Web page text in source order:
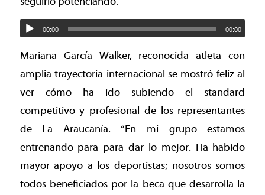
00:00 00:00
Mariana García Walker, reconocida atleta con
amplia trayectoria internacional se mostró feliz al
ver cómo ha ido subiendo el standard
competitivo y profesional de los representantes
de La Araucanía. “En mi grupo estamos
entrenando para para dar lo mejor. Ha habido
mayor apoyo a los deportistas; nosotros somos
todos beneficiados por la beca que desarrolla la